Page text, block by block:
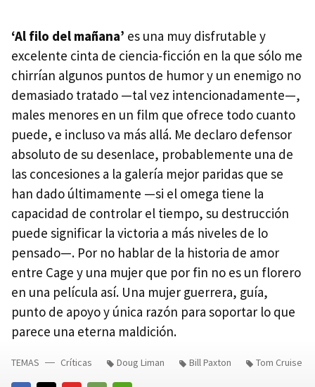
‘Al filo del mañana’ es una muy disfrutable y
excelente cinta de ciencia-ficción en la que sólo me
chirrían algunos puntos de humor y un enemigo no
demasiado tratado —tal vez intencionadamente—,
males menores en un film que ofrece todo cuanto
puede, e incluso va más allá. Me declaro defensor
absoluto de su desenlace, probablemente una de
las concesiones a la galería mejor paridas que se
han dado últimamente —si el omega tiene la
capacidad de controlar el tiempo, su destrucción
puede significar la victoria a más niveles de lo
pensado—. Por no hablar de la historia de amor
entre Cage y una mujer que por fin no es un florero
en una película así. Una mujer guerrera, guía,
punto de apoyo y única razón para soportar lo que
parece una eterna maldición.
TEMAS Críticas Doug Liman Bill Paxton Tom Cruise